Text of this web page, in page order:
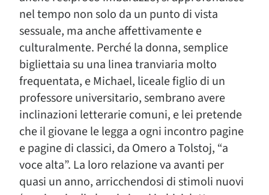
nel tempo non solo da un punto di vista
sessuale, ma anche affettivamente e
culturalmente. Perché la donna, semplice
bigliettaia su una linea tranviaria molto
frequentata, e Michael, liceale figlio di un
professore universitario, sembrano avere
inclinazioni letterarie comuni, e lei pretende
che il giovane le legga a ogni incontro pagine
e pagine di classici, da Omero a Tolstoj, “a
voce alta”. La loro relazione va avanti per
quasi un anno, arricchendosi di stimoli nuovi